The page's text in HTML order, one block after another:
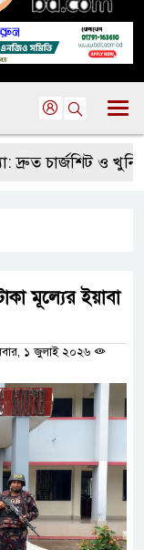
চার্জশিট ও
মূল্যের ইয়াবা
১ জুলাই ২০২৬